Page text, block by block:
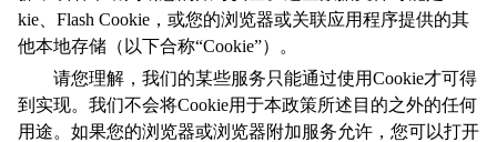
kie、Flash Cookie，或您的浏览器或关联应用程序提供的其
他本地存储（以下合称“Cookie”）。
请您理解，我们的某些服务只能通过使用Cookie才可得
到实现。我们不会将Cookie用于本政策所述目的之外的任何
用途。如果您的浏览器或浏览器附加服务允许，您可以打开